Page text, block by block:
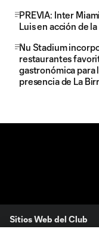
PREVIA: Inter
Luis en acción de
Nu Stadium
restaurantes
gastronómica para
presencia de La
Sitios Web del Club